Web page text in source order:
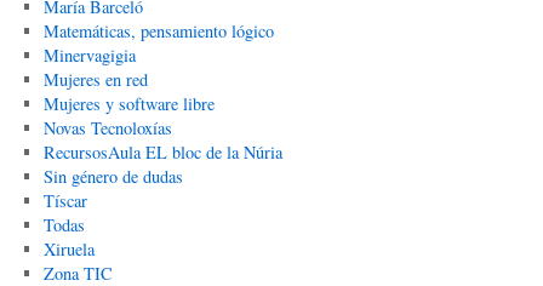
María Barceló
Matemáticas, pensamiento lógico
Minervagigia
Mujeres en red
Mujeres y software libre
Novas Tecnoloxías
RecursosAula EL bloc de la Núria
Sin género de dudas
Tíscar
Todas
Xiruela
Zona TIC